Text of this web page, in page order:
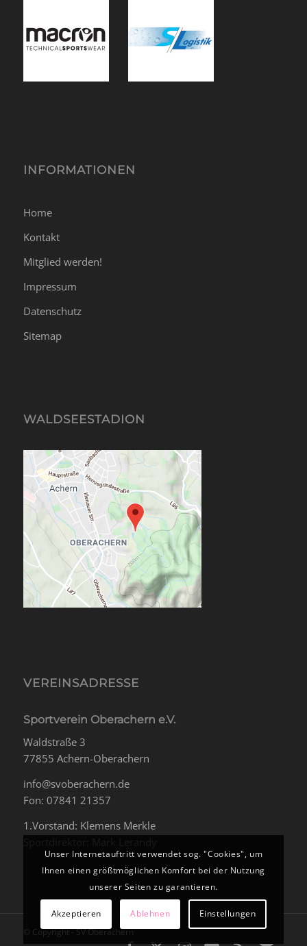
INFORMATIONEN
Home
Kontakt
Mitglied werden!
Impressum
Datenschutz
Sitemap
WALDSEESTADION
VEREINSADRESSE
Sportverein Oberachern e.V.
Waldstraße 3
77855 Achern-Oberachern
info@svoberachern.de
Fon: 07841 21357
1.Vorstand: Klemens Merkle
© Copyright - SV Oberachern
Unser Internetauftritt verwendet sog. "Cookies", um
Ihnen einen größtmöglichen Komfort bei der Nutzung
unserer Seiten zu garantieren.
Akzeptieren Ablehnen Einstellungen